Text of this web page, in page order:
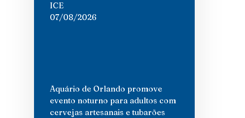
ICE
07/08/2026
Aquário de Orlando promove
evento noturno para adultos com
cervejas artesanais e tubarões